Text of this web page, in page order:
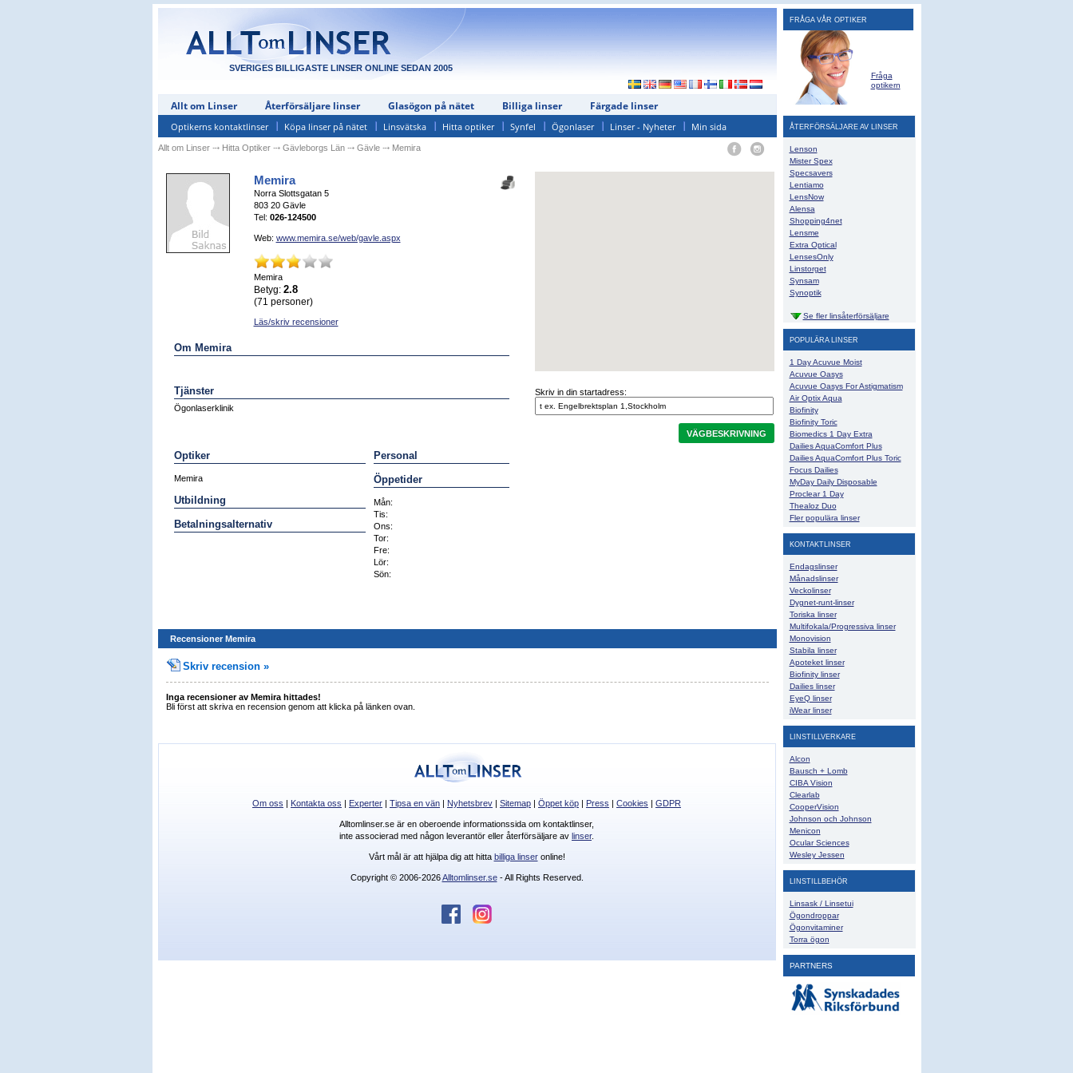
SVERIGES BILLIGASTE LINSER ONLINE SEDAN 2005
Allt om Linser Återförsäljare linser Glasögon på nätet Billiga linser Färgade linser
Optikerns kontaktlinser Köpa linser på nätet Linsvätska Hitta optiker Synfel Ögonlaser Linser - Nyheter Min sida
Allt om Linser⤏ Hitta Optiker⤏ Gävleborgs Län⤏ Gävle⤏ Memira
Memira
Norra Slottsgatan 5
803 20 Gävle
Tel: 026-124500
Web: www.memira.se/web/gavle.aspx
Memira
Betyg: 2.8
(71 personer)
Läs/skriv recensioner
Om Memira
Tjänster
Ögonlaserklinik
Optiker
Memira
Utbildning
Betalningsalternativ
Personal
Öppetider
Mån:
Tis:
Ons:
Tor:
Fre:
Lör:
Sön:
Skriv in din startadress:
VÄGBESKRIVNING
Recensioner Memira
Skriv recension »
Inga recensioner av Memira hittades!
Bli först att skriva en recension genom att klicka på länken ovan.
FRÅGA VÅR OPTIKER
Fråga
optikern
ÅTERFÖRSÄLJARE AV LINSER
Lenson
Mister Spex
Specsavers
Lentiamo
LensNow
Alensa
Shopping4net
Lensme
Extra Optical
LensesOnly
Linstorget
Synsam
Synoptik
Se fler linsåterförsäljare
POPULÄRA LINSER
1 Day Acuvue Moist
Acuvue Oasys
Acuvue Oasys For Astigmatism
Air Optix Aqua
Biofinity
Biofinity Toric
Biomedics 1 Day Extra
Dailies AquaComfort Plus
Dailies AquaComfort Plus Toric
Focus Dailies
MyDay Daily Disposable
Proclear 1 Day
Thealoz Duo
Fler populära linser
KONTAKTLINSER
Endagslinser
Månadslinser
Veckolinser
Dygnet-runt-linser
Toriska linser
Multifokala/Progressiva linser
Monovision
Stabila linser
Apoteket linser
Biofinity linser
Dailies linser
EyeQ linser
iWear linser
LINSTILLVERKARE
Alcon
Bausch + Lomb
CIBA Vision
Clearlab
CooperVision
Johnson och Johnson
Menicon
Ocular Sciences
Wesley Jessen
LINSTILLBEHÖR
Linsask / Linsetui
Ögondroppar
Ögonvitaminer
Torra ögon
PARTNERS
Om oss | Kontakta oss | Experter | Tipsa en vän | Nyhetsbrev | Sitemap | Öppet köp | Press | Cookies | GDPR
Alltomlinser.se är en oberoende informationssida om kontaktlinser,
inte associerad med någon leverantör eller återförsäljare av linser.
Vårt mål är att hjälpa dig att hitta billiga linseronline!
Copyright © 2006-2026Alltomlinser.se- All Rights Reserved.